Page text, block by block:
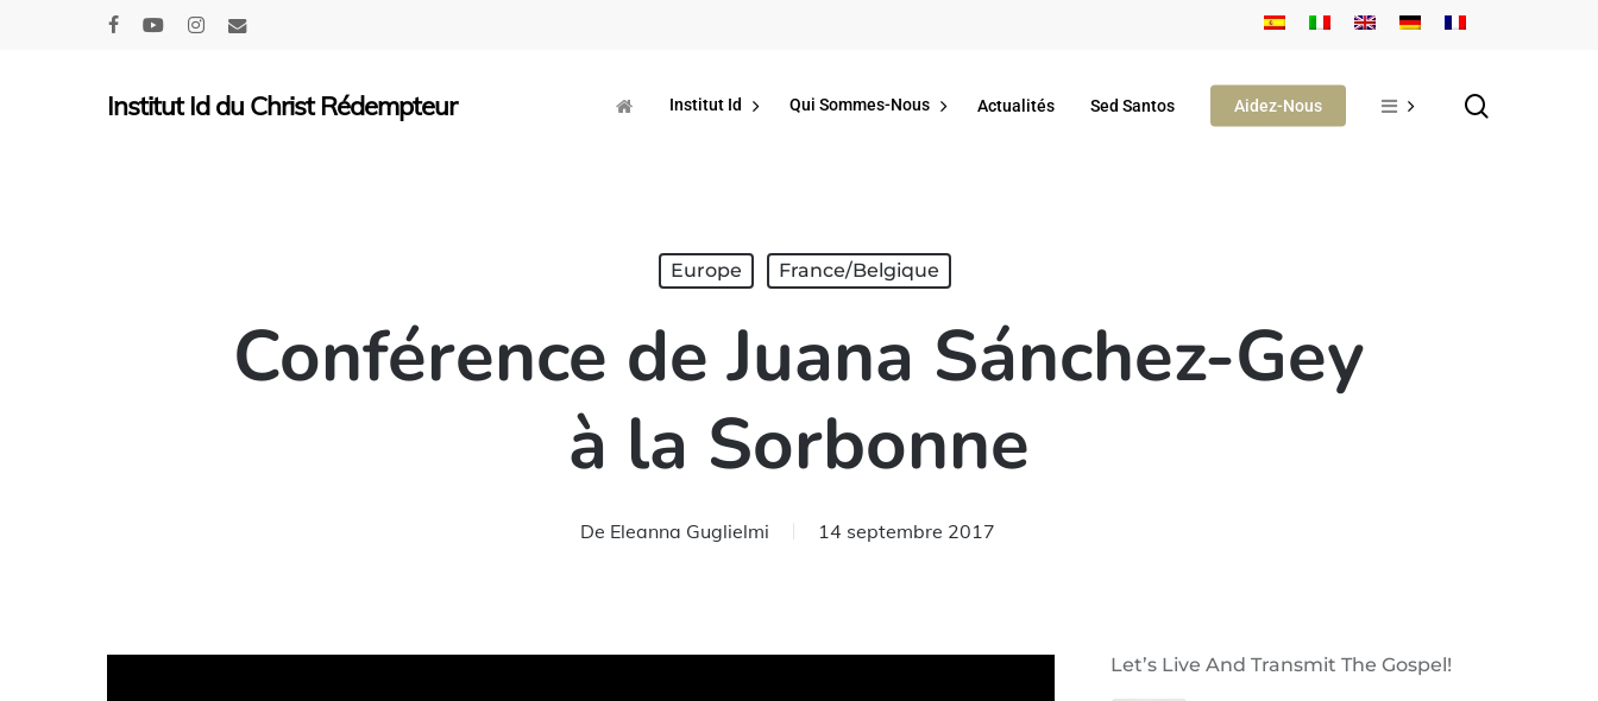
Institut Id du Christ Rédempteur Institut Id Qui Sommes-Nous Actualités Sed Santos Aidez-Nous
Europe France/Belgique
Conférence de Juana Sánchez-Gey
à la Sorbonne
De Eleanna Guglielmi 14 septembre 2017
Let’s Live And Transmit The Gospel!